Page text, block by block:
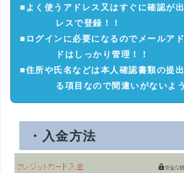
■よく使うアドレス又はすぐに確認が
レスで登録
■ログインに必要になるのでメールア
ドはしっかり管理
■住所や氏名などは本人確認書類の提
る項目なので間違いがないよ
・入金方法